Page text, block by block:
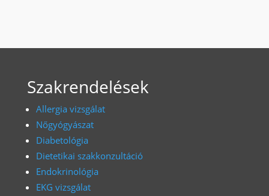
Szakrendelések
Allergia vizsgálat
Nőgyógyászat
Diabetológia
Dietetikai szakkonzultáció
Endokrinológia
EKG vizsgálat